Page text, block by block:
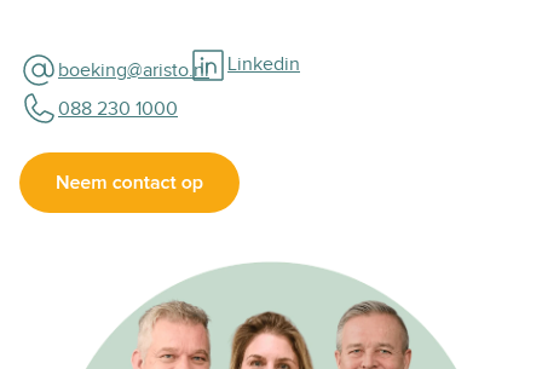
boeking@aristo.nl
088 230 1000
Linkedin